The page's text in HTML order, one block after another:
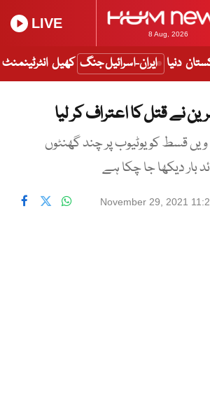
8 Aug, 2026
LIVE
دنیا ایران-اسرائیل جنگ کھیل انٹرٹینمنٹ
نے قتل کا اعتراف کر لیا
ڈرامہ سیریل کی 17 ویں قسط کو یوٹیوب پر چند گھنٹوں
November 29, 2021